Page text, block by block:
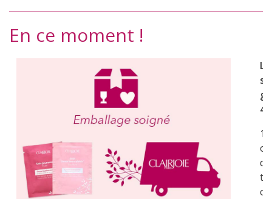
En ce moment !
1